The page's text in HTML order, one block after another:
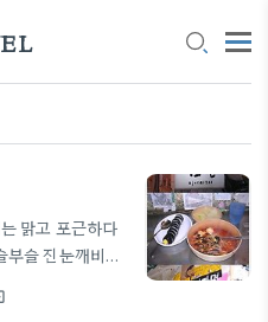
맑고 포근하다
슬 진눈깨비도
론 맛있는 것을